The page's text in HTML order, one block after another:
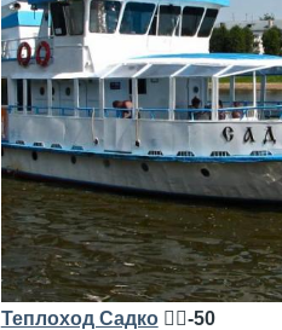
Теплоход Садко 🧍‍♂️-50